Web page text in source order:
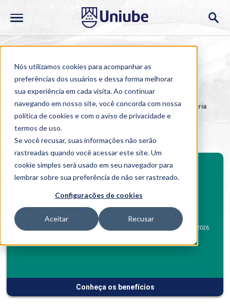
Nós utilizamos cookies para acompanhar as
preferências dos usuários e dessa forma melhorar
sua experiência em cada visita. Ao continuar
navegando em nosso site, você concorda com nossa
política de cookies e com o aviso deprivacidade e
termos de uso.
Se você recusar, suas informações não serão
rastreadas quando você acessar este site. Um
cookie simples será usado em seu navegador para
lembrar sobre sua preferência de não ser rastreado.
Configurações de cookies
Aceitar Recusar
Home > Cursos > Semipresencial > Graduação >Engenharia
Civil
Engenharia Civil
Investimento mensal
De R$1.020,06
Por R$379,00*.
*Desconto Alunos Semipresencial Campus para o 2º semestre de 2026.
Conheça os benefícios
BENEFÍCIOS
Benefícios Graduação